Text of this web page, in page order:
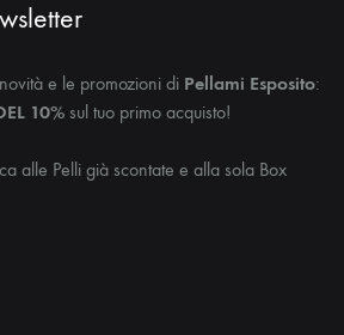
e le promozioni di Pellami Esposito:
10% sul tuo primo acquisto!
alle Pelli già scontate e alla sola Box